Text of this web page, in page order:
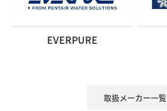
EVERPURE
取扱メーカー一覧